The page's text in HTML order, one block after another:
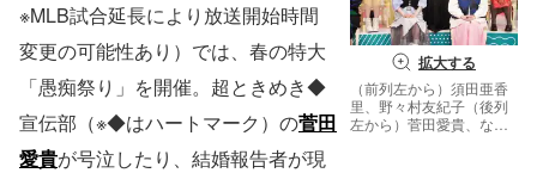
拡大する
（前列左から）須田亜香
里、野々村友紀子（後列
左から）菅田愛貴、なえ
※MLB試合延長により放送開始時間
変更の可能性あり）では、春の特大
「愚痴祭り」を開催。超ときめき◆
宣伝部（※◆はハートマーク）の菅田
愛貴が号泣したり、結婚報告者が現